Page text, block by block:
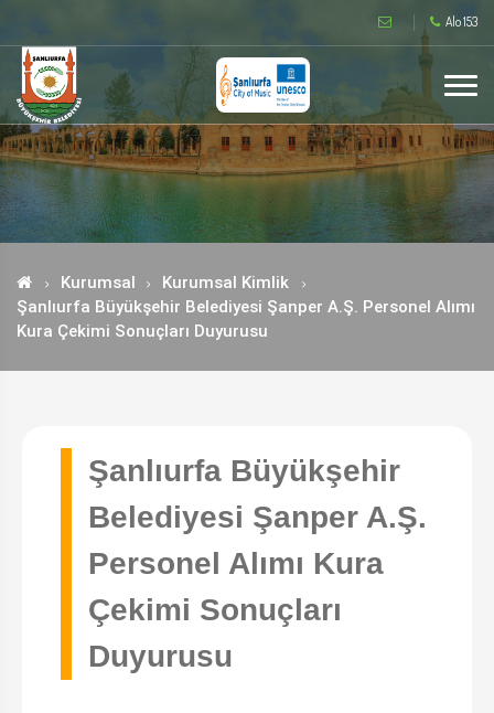
Alo 153
Kurumsal
Kurumsal Kimlik
Şanlıurfa Büyükşehir Belediyesi Şanper A.Ş. Personel Alımı
Kura Çekimi Sonuçları Duyurusu
Şanlıurfa Büyükşehir
Belediyesi Şanper A.Ş.
Personel Alımı Kura
Çekimi Sonuçları
Duyurusu